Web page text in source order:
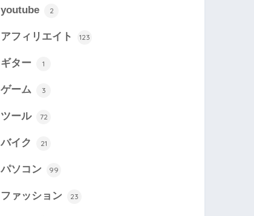
youtube 2
アフィリエイト 123
ギター 1
ゲーム 3
ツール 72
バイク 21
パソコン 99
ファッション 23